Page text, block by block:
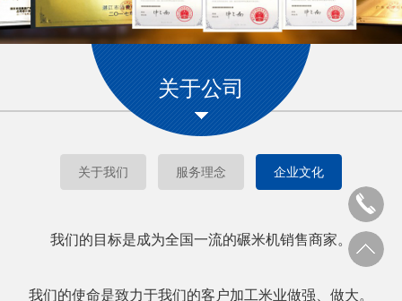
关于公司
关于我们 服务理念 企业文化
我们的目标是成为全国一流的碾米机销售商家。
我们的使命是致力于我们的客户加工米业做强、做大。